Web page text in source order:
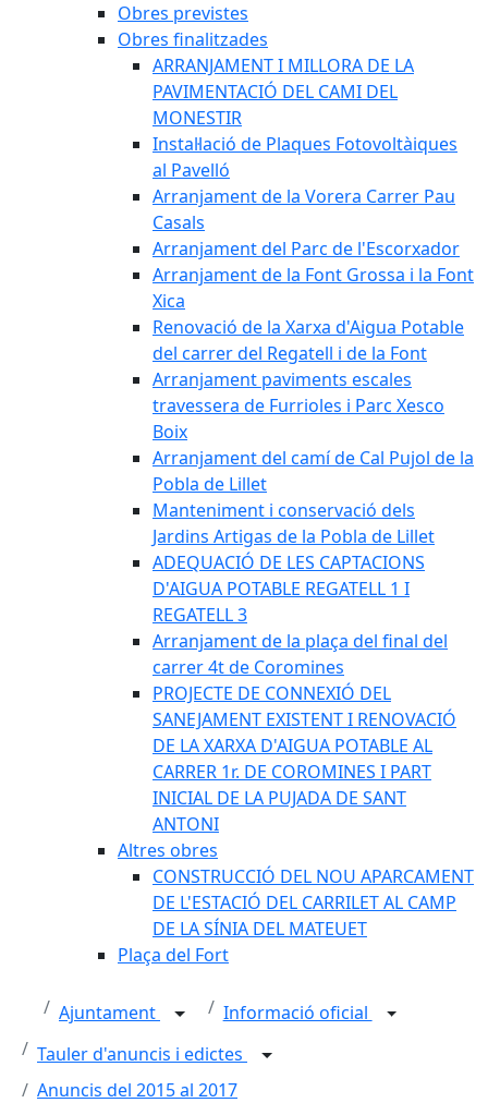
Obres previstes
Obres finalitzades
ARRANJAMENT I MILLORA DE LA
PAVIMENTACIÓ DEL CAMI DEL
MONESTIR
Instal·lació de Plaques Fotovoltàiques
al Pavelló
Arranjament de la Vorera Carrer Pau
Casals
Arranjament del Parc de l'Escorxador
Arranjament de la Font Grossa i la Font
Xica
Renovació de la Xarxa d'Aigua Potable
del carrer del Regatell i de la Font
Arranjament paviments escales
travessera de Furrioles i Parc Xesco
Boix
Arranjament del camí de Cal Pujol de la
Pobla de Lillet
Manteniment i conservació dels
Jardins Artigas de la Pobla de Lillet
ADEQUACIÓ DE LES CAPTACIONS
D'AIGUA POTABLE REGATELL 1 I
REGATELL 3
Arranjament de la plaça del final del
carrer 4t de Coromines
PROJECTE DE CONNEXIÓ DEL
SANEJAMENT EXISTENT I RENOVACIÓ
DE LA XARXA D'AIGUA POTABLE AL
CARRER 1r. DE COROMINES I PART
INICIAL DE LA PUJADA DE SANT
ANTONI
Altres obres
CONSTRUCCIÓ DEL NOU APARCAMENT
DE L'ESTACIÓ DEL CARRILET AL CAMP
DE LA SÍNIA DEL MATEUET
Plaça del Fort
Ajuntament
Informació oficial
Tauler d'anuncis i edictes
Anuncis del 2015 al 2017